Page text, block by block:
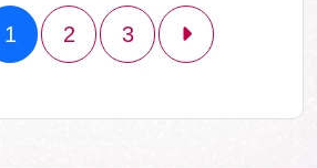
1 2 3